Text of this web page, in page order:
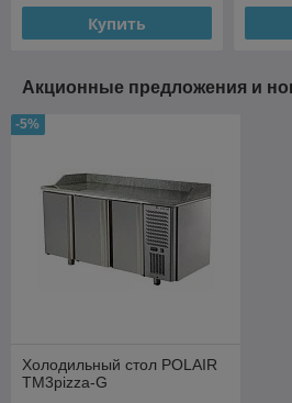
Купить
Акционные предложения и
-5%
Холодильный стол POLAIR
TM3pizza-G